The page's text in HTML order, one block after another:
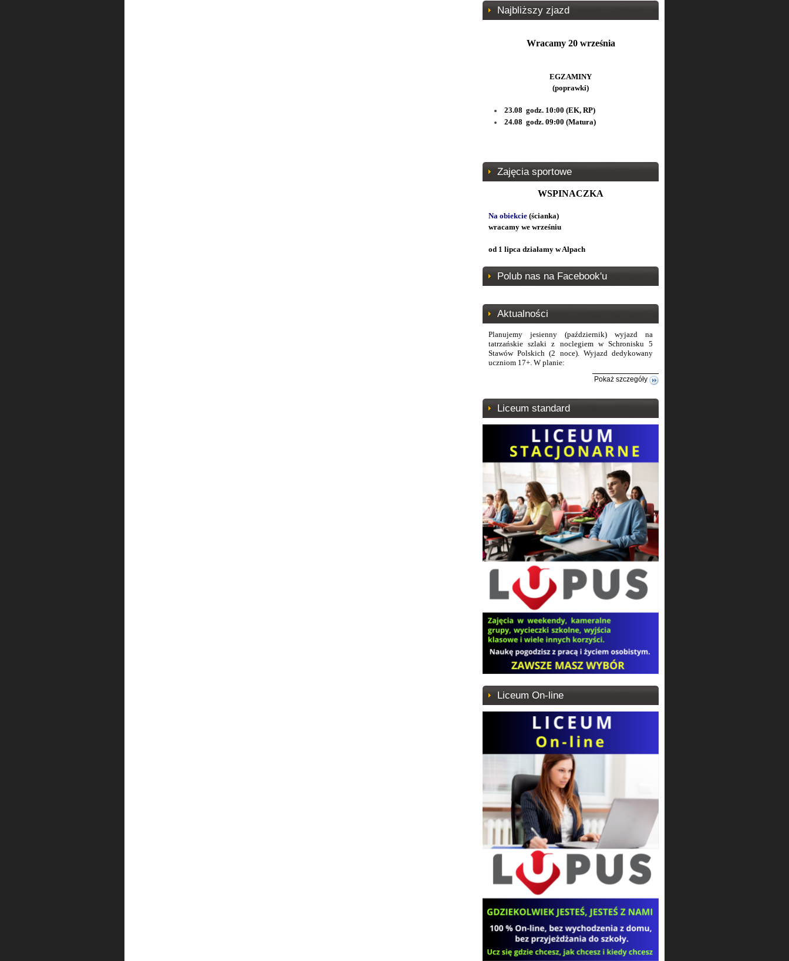
Najbliższy zjazd
Wracamy 20 września
EGZAMINY
(poprawki)
23.08 godz. 10:00 (EK, RP)
24.08 godz. 09:00 (Matura)
Zajęcia sportowe
WSPINACZKA
Na obiekcie (ścianka)
wracamy we wrześniu
od 1 lipca działamy w Alpach
Polub nas na Facebook'u
Aktualności
Planujemy jesienny (październik) wyjazd na
tatrzańskie szlaki z noclegiem w Schronisku 5
Stawów Polskich (2 noce). Wyjazd dedykowany
uczniom 17+. W planie:
Pokaż szczegóły
Liceum standard
Liceum On-line